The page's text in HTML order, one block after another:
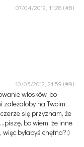
07/04/2012, 11:28
10/05/2012, 21:59
włosków, bo
zależałoby na Twoim
się przyznam, że
bo wiem, że inne
byłabyś chętna?:)